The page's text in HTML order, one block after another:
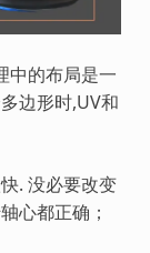
中的布局是一
边形时,UV和
. 没必要改变
心都正确；